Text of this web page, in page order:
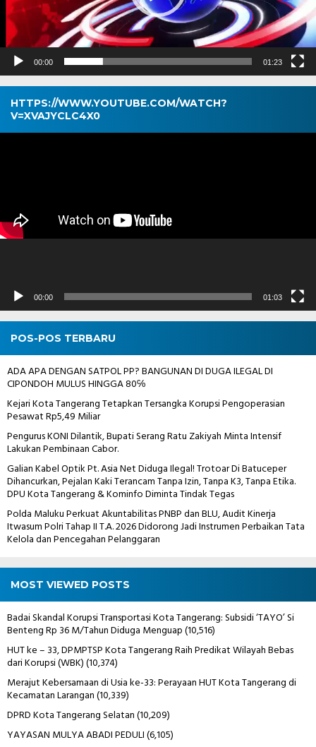
00:00 01:23
HTTPS://WWW.YOUTUBE.COM/WATCH?
V=XVAJYCLC4X0
Pemutar
00:00 01:03
POS-POS TERBARU
ADA APA DENGAN SATPOL PP? BANGUNAN DI DUGA ILEGAL DI
CIPONDOH MULUS HINGGA 80℅
Kejari Kota Tangerang Tetapkan Tersangka Korupsi Pengoperasian
Pesawat Rp5,49 Miliar
Pengurus KONI Dilantik, Bupati Serang Ratu Zakiyah Minta Intensif
Lakukan Pembinaan Cabor.
Galian Kabel Optik Pt. Asia Net Diduga Ilegal! Trotoar Di Batuceper
Dihancurkan, Pejalan Kaki Terancam Tanpa Izin, Tanpa K3, Tanpa Etika.
DPU Kota Tangerang & Kominfo Diminta Tindak Tegas
Polda Maluku Perkuat Akuntabilitas PNBP dan BLU, Audit Kinerja
Itwasum Polri Tahap II T.A. 2026 Didorong Jadi Instrumen Perbaikan Tata
Kelola dan Pencegahan Pelanggaran
MOST VIEWED POSTS
Badai Skandal Korupsi Transportasi Kota Tangerang: Subsidi ‘TAYO’ Si
Benteng Rp 36 M/Tahun Diduga Menguap(10,516)
HUT ke – 33, DPMPTSP Kota Tangerang Raih Predikat Wilayah Bebas
dari Korupsi (WBK)(10,374)
Merajut Kebersamaan di Usia ke-33: Perayaan HUT Kota Tangerang di
Kecamatan Larangan(10,339)
DPRD Kota Tangerang Selatan(10,209)
YAYASAN MULYA ABADI PEDULI(6,105)